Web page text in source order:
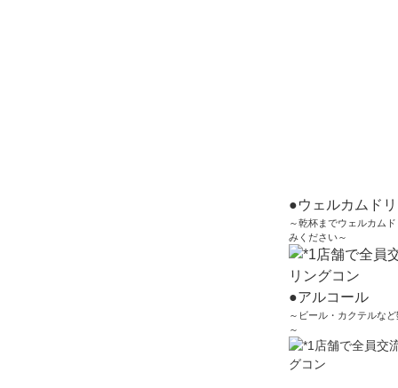
●ウェルカムド
～乾杯までウェルカム
みください～
●アルコール
～ビール・カクテルな
～